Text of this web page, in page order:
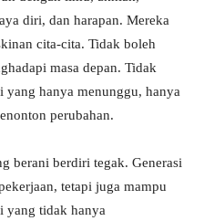
diri, dan harapan. Mereka
cita-cita. Tidak boleh
masa depan. Tidak
yang hanya menunggu, hanya
perubahan.
berani berdiri tegak. Generasi
tetapi juga mampu
yang tidak hanya